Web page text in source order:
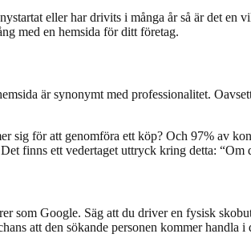
eller har drivits i många år så är det en
med en hemsida för ditt företag.
är synonymt med professionalitet.
sig för att genomföra ett köp? Och 97% av
finns ett vedertaget uttryck kring detta: “Om
som Google. Säg att du driver en fysisk
att den sökande personen kommer handla i